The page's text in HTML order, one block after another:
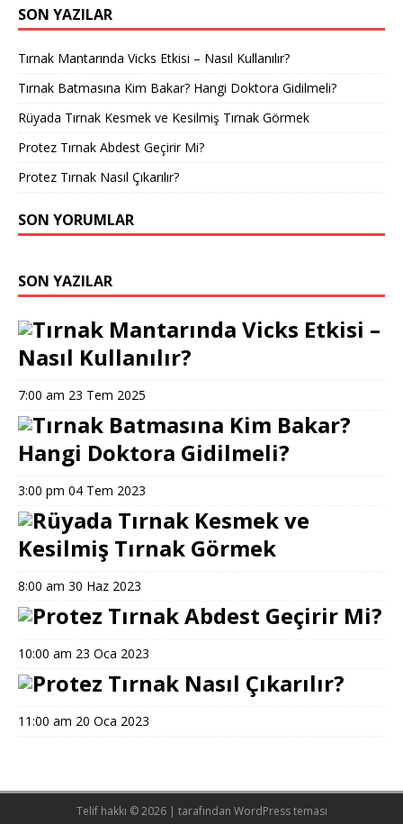
SON YAZILAR
Tırnak Mantarında Vicks Etkisi – Nasıl Kullanılır?
Tırnak Batmasına Kim Bakar? Hangi Doktora Gidilmeli?
Rüyada Tırnak Kesmek ve Kesilmiş Tırnak Görmek
Protez Tırnak Abdest Geçirir Mi?
Protez Tırnak Nasıl Çıkarılır?
SON YORUMLAR
SON YAZILAR
Tırnak Mantarında Vicks Etkisi –
Nasıl Kullanılır?
7:00 am 23 Tem 2025
Tırnak Batmasına Kim Bakar?
Hangi Doktora Gidilmeli?
3:00 pm 04 Tem 2023
Rüyada Tırnak Kesmek ve
Kesilmiş Tırnak Görmek
8:00 am 30 Haz 2023
Protez Tırnak Abdest Geçirir Mi?
10:00 am 23 Oca 2023
Protez Tırnak Nasıl Çıkarılır?
11:00 am 20 Oca 2023
Telif hakkı © 2026 | tarafından WordPress teması